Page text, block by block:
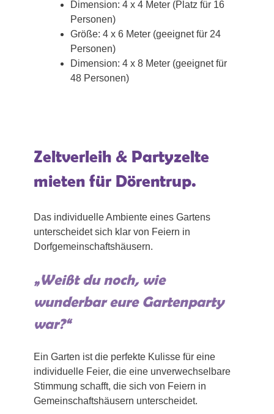
Dimension: 4 x 4 Meter (Platz für 16
Personen)
Größe: 4 x 6 Meter (geeignet für 24
Personen)
Dimension: 4 x 8 Meter (geeignet für
48 Personen)
Zeltverleih & Partyzelte
mieten für Dörentrup.
Das individuelle Ambiente eines Gartens
unterscheidet sich klar von Feiern in
Dorfgemeinschaftshäusern.
„Weißt du noch, wie
wunderbar eure Gartenparty
war?“
Ein Garten ist die perfekte Kulisse für eine
individuelle Feier, die eine unverwechselbare
Stimmung schafft, die sich von Feiern in
Gemeinschaftshäusern unterscheidet.